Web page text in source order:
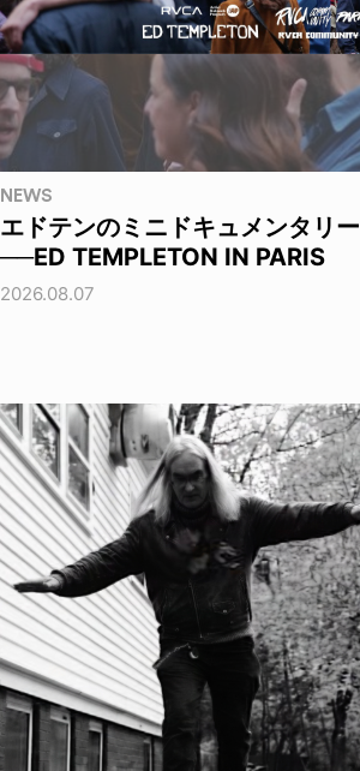
NEWS
エドテンのミニドキュメンタリー
──ED TEMPLETON IN PARIS
2026.08.07